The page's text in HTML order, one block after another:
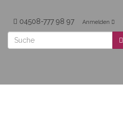
04508-777 98 97 Anmelden